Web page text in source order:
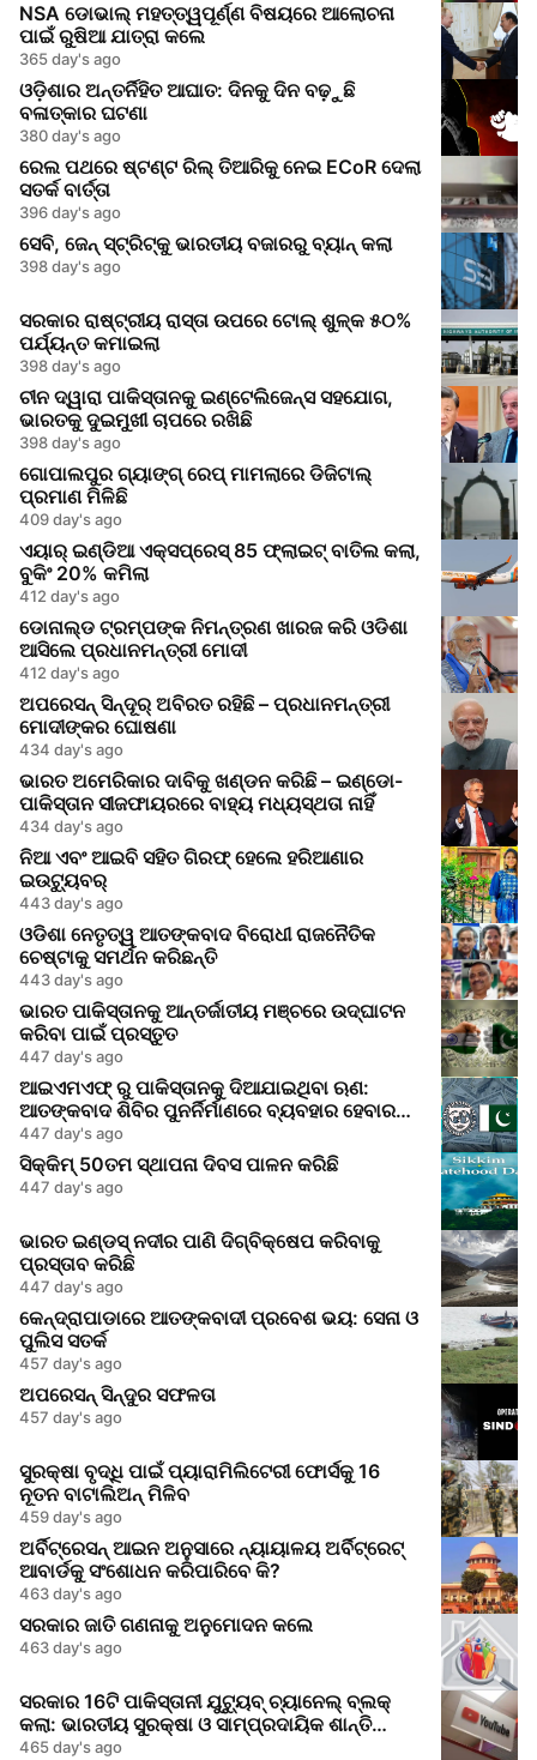
NSA ଡୋଭାଲ୍ ମହତ୍ତ୍ୱପୂର୍ଣ୍ଣ ବିଷୟରେ ଆଲୋଚନା
ପାଇଁ ରୁଷିଆ ଯାତ୍ରା କଲେ
365 day's ago
ଓଡ଼ିଶାର ଅନ୍ତର୍ନିହିତ ଆଘାତ: ଦିନକୁ ଦିନ ବଢ଼ୁଛି
ବଳାତ୍କାର ଘଟଣା
380 day's ago
ରେଲ ପଥରେ ଷ୍ଟଣ୍ଟ ରିଲ୍ ତିଆରିକୁ ନେଇ ECoR ଦେଲା
ସତର୍କ ବାର୍ତ୍ତା
396 day's ago
ସେବି, ଜେନ୍‌ ସ୍ଟ୍ରିଟ୍‌କୁ ଭାରତୀୟ ବଜାରରୁ ବ୍ୟାନ୍ କଲା
398 day's ago
ସରକାର ରାଷ୍ଟ୍ରୀୟ ରାସ୍ତା ଉପରେ ଟୋଲ୍ ଶୁଳ୍କ ୫୦%
ପର୍ଯ୍ୟନ୍ତ କମାଇଲା
398 day's ago
ଚୀନ ଦ୍ୱାରା ପାକିସ୍ତାନକୁ ଇଣ୍ଟେଲିଜେନ୍ସ ସହଯୋଗ,
ଭାରତକୁ ଦୁଇମୁଖୀ ଚାପରେ ରଖିଛି
398 day's ago
ଗୋପାଲପୁର ଗ୍ୟାଙ୍ଗ୍ ରେପ୍ ମାମଲାରେ ଡିଜିଟାଲ୍
ପ୍ରମାଣ ମିଳିଛି
409 day's ago
ଏୟାର୍ ଇଣ୍ଡିଆ ଏକ୍ସପ୍ରେସ୍ 85 ଫ୍ଲାଇଟ୍ ବାତିଲ କଲା,
ବୁକିଂ 20% କମିଲା
412 day's ago
ଡୋନାଲ୍ଡ ଟ୍ରମ୍ପଙ୍କ ନିମନ୍ତ୍ରଣ ଖାରଜ କରି ଓଡିଶା
ଆସିଲେ ପ୍ରଧାନମନ୍ତ୍ରୀ ମୋଦୀ
412 day's ago
ଅପରେସନ୍ ସିନ୍ଦୂର୍ ଅବିରତ ରହିଛି – ପ୍ରଧାନମନ୍ତ୍ରୀ
ମୋଦୀଙ୍କର ଘୋଷଣା
434 day's ago
ଭାରତ ଅମେରିକାର ଦାବିକୁ ଖଣ୍ଡନ କରିଛି – ଇଣ୍ଡୋ-
ପାକିସ୍ତାନ ସୀଜଫାୟରରେ ବାହ୍ୟ ମଧ୍ୟସ୍ଥତା ନାହିଁ
434 day's ago
ନିଆ ଏବଂ ଆଇବି ସହିତ ଗିରଫ୍ ହେଲେ ହରିଆଣାର
ଇଉଟ୍ୟୁବର୍
443 day's ago
ଓଡିଶା ନେତୃତ୍ୱ ଆତଙ୍କବାଦ ବିରୋଧୀ ରାଜନୈତିକ
ଚେଷ୍ଟାକୁ ସମର୍ଥନ କରିଛନ୍ତି
443 day's ago
ଭାରତ ପାକିସ୍ତାନକୁ ଆନ୍ତର୍ଜାତୀୟ ମଞ୍ଚରେ ଉଦ୍‌ଘାଟନ
କରିବା ପାଇଁ ପ୍ରସ୍ତୁତ
447 day's ago
ଆଇଏମଏଫ୍ ରୁ ପାକିସ୍ତାନକୁ ଦିଆଯାଇଥିବା ଋଣ:
ଆତଙ୍କବାଦ ଶିବିର ପୁନର୍ନିର୍ମାଣରେ ବ୍ୟବହାର ହେବାର
ଆଶଙ୍କା
447 day's ago
ସିକ୍କିମ୍ 50ତମ ସ୍ଥାପନା ଦିବସ ପାଳନ କରିଛି
447 day's ago
ଭାରତ ଇଣ୍ଡସ୍ ନଦୀର ପାଣି ଦିଗ୍ବିକ୍ଷେପ କରିବାକୁ
ପ୍ରସ୍ତାବ କରିଛି
447 day's ago
କେନ୍ଦ୍ରାପାଡାରେ ଆତଙ୍କବାଦୀ ପ୍ରବେଶ ଭୟ: ସେନା ଓ
ପୁଲିସ ସତର୍କ
457 day's ago
ଅପରେସନ୍ ସିନ୍ଦୁର ସଫଳତା
457 day's ago
ସୁରକ୍ଷା ବୃଦ୍ଧି ପାଇଁ ପ୍ୟାରାମିଲିଟେରୀ ଫୋର୍ସକୁ 16
ନୂତନ ବାଟାଲିଅନ୍ ମିଳିବ
459 day's ago
ଅର୍ବିଟ୍ରେସନ୍ ଆଇନ ଅନୁସାରେ ନ୍ୟାୟାଳୟ ଅର୍ବିଟ୍ରେଟ୍
ଆବାର୍ଡକୁ ସଂଶୋଧନ କରିପାରିବେ କି?
463 day's ago
ସରକାର ଜାତି ଗଣନାକୁ ଅନୁମୋଦନ କଲେ
463 day's ago
ସରକାର 16ଟି ପାକିସ୍ତାନୀ ଯୁଟ୍ୟୁବ୍ ଚ୍ୟାନେଲ୍ ବ୍ଲକ୍
କଲା: ଭାରତୀୟ ସୁରକ୍ଷା ଓ ସାମ୍ପ୍ରଦାୟିକ ଶାନ୍ତି
ଉପରେ ଭ୍ରମ ତଥ୍ୟ ପ୍ରଚାର
465 day's ago